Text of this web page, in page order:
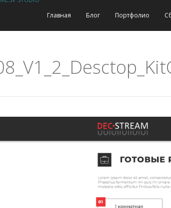
Главная Блог Портфолио